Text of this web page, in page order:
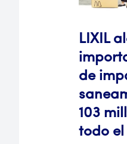
LIXIL
de
103
todo